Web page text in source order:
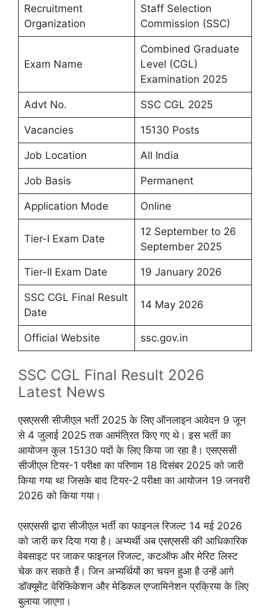
Recruitment
Organization
Staff Selection
Commission (SSC)
Exam Name
Combined Graduate
Level (CGL)
Examination 2025
Advt No. SSC CGL 2025
Vacancies 15130 Posts
Job Location All India
Job Basis Permanent
Application Mode Online
Tier-I Exam Date
12 September to 26
September 2025
Tier-II Exam Date 19 January 2026
SSC CGL Final Result
Date
14 May 2026
Official Website ssc.gov.in
SSC CGL Final Result 2026
Latest News
एसएससी सीजीएल भर्ती 2025 के लिए ऑनलाइन आवेदन 9 जून
से 4 जुलाई 2025 तक आमंत्रित किए गए थे। इस भर्ती का
आयोजन कुल 15130 पदों के लिए किया जा रहा है। एसएससी
सीजीएल टियर-1 परीक्षा का परिणाम 18 दिसंबर 2025 को जारी
किया गया था जिसके बाद टियर-2 परीक्षा का आयोजन 19 जनवरी
2026 को किया गया।
एसएससी द्वारा सीजीएल भर्ती का फाइनल रिजल्ट 14 मई 2026
को जारी कर दिया गया है। अभ्यर्थी अब एसएससी की आधिकारिक
वेबसाइट पर जाकर फाइनल रिजल्ट, कटऑफ और मेरिट लिस्ट
चेक कर सकते हैं। जिन अभ्यर्थियों का चयन हुआ है उन्हें आगे
डॉक्यूमेंट वेरिफिकेशन और मेडिकल एग्जामिनेशन प्रक्रिया के लिए
बुलाया जाएगा।